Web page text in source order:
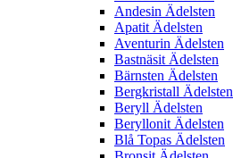
Andesin Ädelsten
Apatit Ädelsten
Aventurin Ädelsten
Bastnäsit Ädelsten
Bärnsten Ädelsten
Bergkristall Ädelsten
Beryll Ädelsten
Beryllonit Ädelsten
Blå Topas Ädelsten